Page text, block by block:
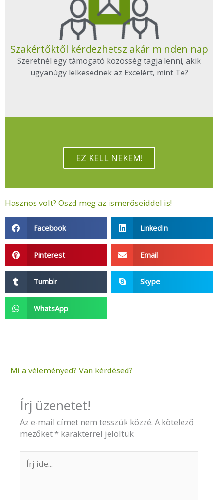
Szakértőktől kérdezhetsz akár minden nap
Szeretnél egy támogató közösség tagja lenni, akik
ugyanúgy lelkesednek az Excelért, mint Te?
EZ KELL NEKEM!
Hasznos volt? Oszd meg az ismerőseiddel is!
Facebook LinkedIn
Pinterest Email
Tumblr Skype
WhatsApp
Mi a véleményed? Van kérdésed?​
Írj üzenetet!
Az e-mail címet nem tesszük közzé. A kötelező
mezőket * karakterrel jelöltük
ide...